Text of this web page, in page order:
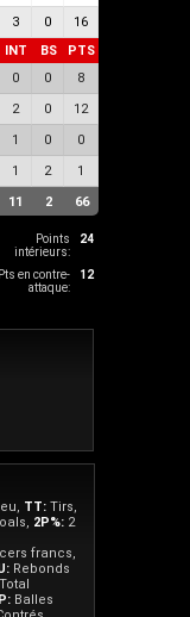
3 0
16
INT BS
PTS
0 0
8
2 0
12
1 0
0
1 2
1
11 2 66
Points
intérieurs:
24
Pts en contre-
attaque:
12
TT: Tirs,
2P%: 2
francs,
Rebonds
Total
Balles